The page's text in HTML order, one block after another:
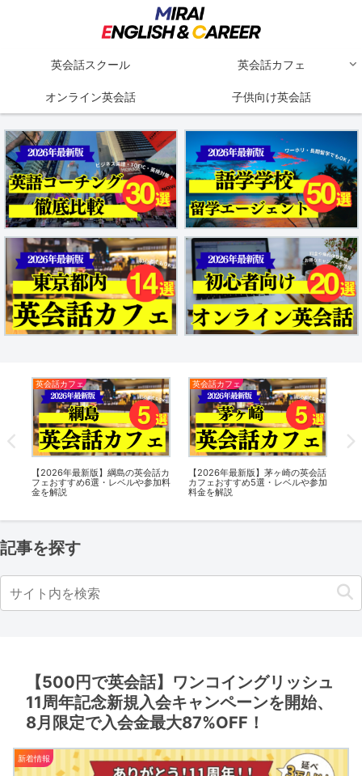
英会話スクール 英会話カフェ
オンライン英会話 子供向け英会話
英会話カフェ
【2026年最新版】綱島の英会話カ
フェおすすめ6選・レベルや参加料
金を解説
英会話カフェ
【2026年最新版】茅ヶ崎の英会話
カフェおすすめ5選・レベルや参加
料金を解説
記事を探す
【500円で英会話】ワンコイングリッシュ
11周年記念新規入会キャンペーンを開始、
8月限定で入会金最大87%OFF！
新着情報